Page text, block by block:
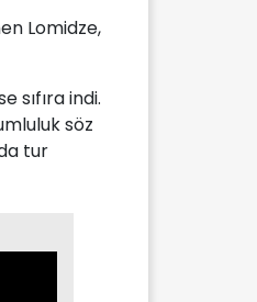
Lomidze,
sıfıra indi.
söz
tur